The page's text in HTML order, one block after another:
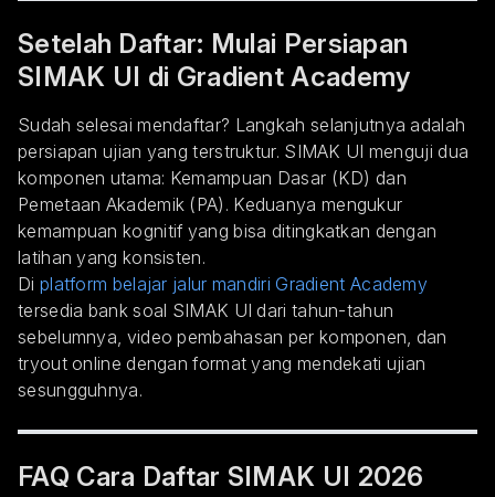
Setelah Daftar: Mulai Persiapan
SIMAK UI di Gradient Academy
Sudah selesai mendaftar? Langkah selanjutnya adalah
persiapan ujian yang terstruktur. SIMAK UI menguji dua
komponen utama: Kemampuan Dasar (KD) dan
Pemetaan Akademik (PA). Keduanya mengukur
kemampuan kognitif yang bisa ditingkatkan dengan
latihan yang konsisten.
Di platform belajar jalur mandiri Gradient Academy
tersedia bank soal SIMAK UI dari tahun-tahun
sebelumnya, video pembahasan per komponen, dan
tryout online dengan format yang mendekati ujian
sesungguhnya.
FAQ Cara Daftar SIMAK UI 2026